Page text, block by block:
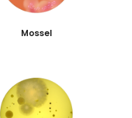
Mossel